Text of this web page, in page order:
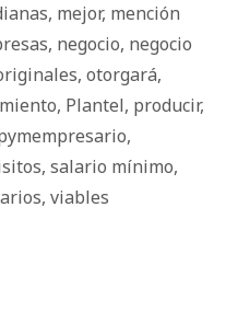
, mejor, mención
, negocio, negocio
, otorgará,
, Plantel, producir,
,
, salario mínimo,
, viables